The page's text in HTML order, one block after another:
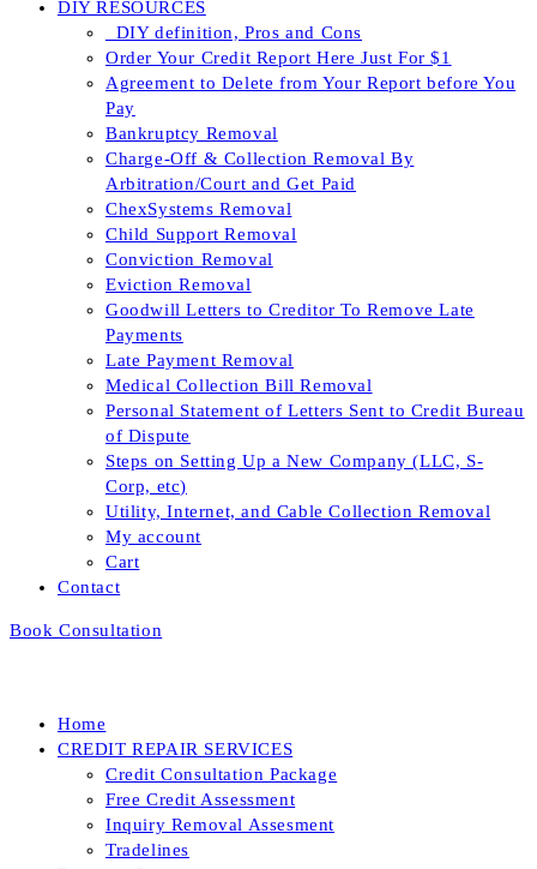
DIY RESOURCES
_DIY definition, Pros and Cons
Order Your Credit Report Here Just For $1
Agreement to Delete from Your Report before You
Pay
Bankruptcy Removal
Charge-Off & Collection Removal By
Arbitration/Court and Get Paid
ChexSystems Removal
Child Support Removal
Conviction Removal
Eviction Removal
Goodwill Letters to Creditor To Remove Late
Payments
Late Payment Removal
Medical Collection Bill Removal
Personal Statement of Letters Sent to Credit Bureau
of Dispute
Steps on Setting Up a New Company (LLC, S-
Corp, etc)
Utility, Internet, and Cable Collection Removal
My account
Cart
Contact
Book Consultation
Home
CREDIT REPAIR SERVICES
Credit Consultation Package
Free Credit Assessment
Inquiry Removal Assesment
Tradelines